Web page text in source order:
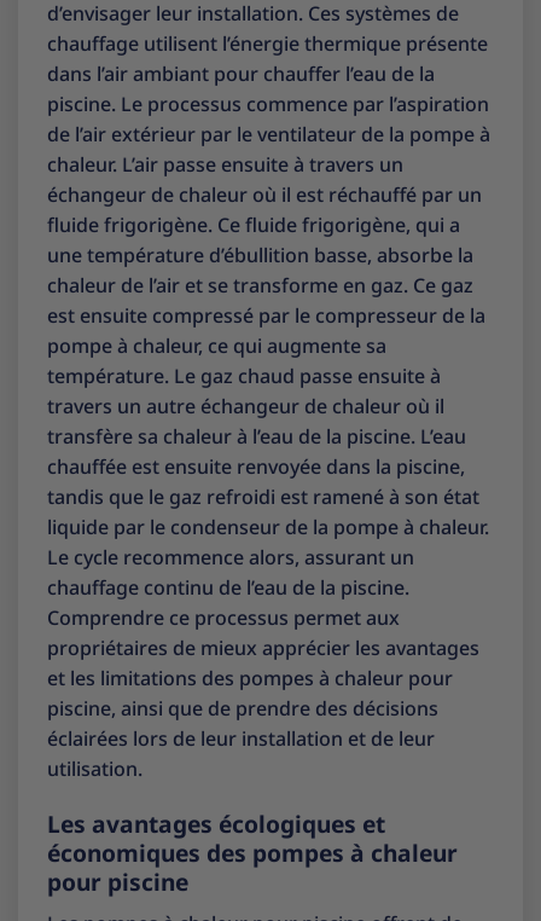
d’envisager leur installation. Ces systèmes de
chauffage utilisent l’énergie thermique présente
dans l’air ambiant pour chauffer l’eau de la
piscine. Le processus commence par l’aspiration
de l’air extérieur par le ventilateur de la pompe à
chaleur. L’air passe ensuite à travers un
échangeur de chaleur où il est réchauffé par un
fluide frigorigène. Ce fluide frigorigène, qui a
une température d’ébullition basse, absorbe la
chaleur de l’air et se transforme en gaz. Ce gaz
est ensuite compressé par le compresseur de la
pompe à chaleur, ce qui augmente sa
température. Le gaz chaud passe ensuite à
travers un autre échangeur de chaleur où il
transfère sa chaleur à l’eau de la piscine. L’eau
chauffée est ensuite renvoyée dans la piscine,
tandis que le gaz refroidi est ramené à son état
liquide par le condenseur de la pompe à chaleur.
Le cycle recommence alors, assurant un
chauffage continu de l’eau de la piscine.
Comprendre ce processus permet aux
propriétaires de mieux apprécier les avantages
et les limitations des pompes à chaleur pour
piscine, ainsi que de prendre des décisions
éclairées lors de leur installation et de leur
utilisation.
Les avantages écologiques et
économiques des pompes à chaleur
pour piscine